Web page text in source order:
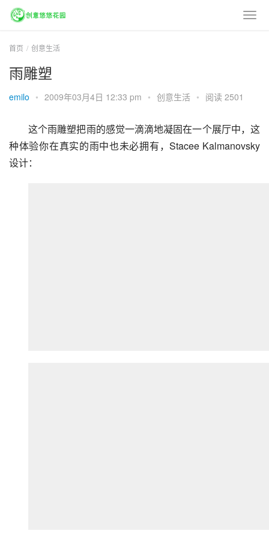
首页 创意生活
雨雕塑
emilo • 2009年03月4日 12:33 pm • 创意生活 • 阅读 2501
这个雨雕塑把雨的感觉一滴滴地凝固在一个展厅中，这
种体验你在真实的雨中也未必拥有，Stacee Kalmanovsky
设计：